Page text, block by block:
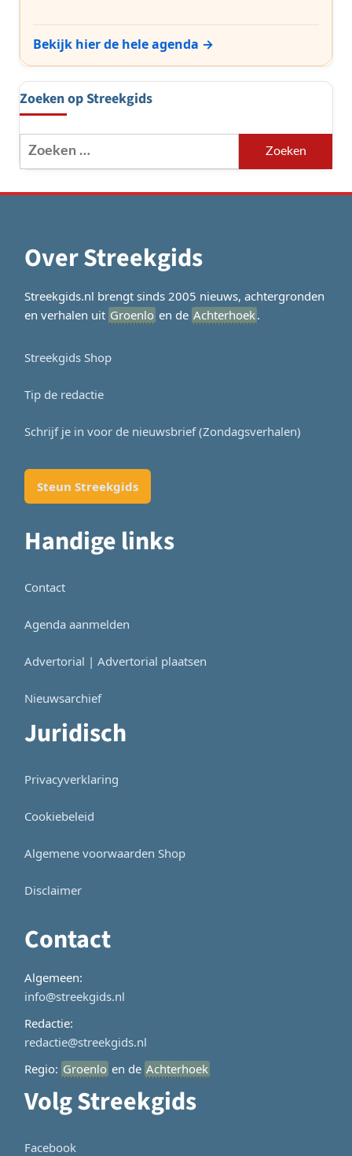
Bekijk hier de hele agenda →
Zoeken op Streekgids
Zoeken
naar:
Over Streekgids
Streekgids.nl brengt sinds 2005 nieuws, achtergronden
en verhalen uit Groenlo en de Achterhoek.
Streekgids Shop
Tip de redactie
Schrijf je in voor de nieuwsbrief (Zondagsverhalen)
Steun Streekgids
Handige links
Contact
Agenda aanmelden
Advertorial | Advertorial plaatsen
Nieuwsarchief
Juridisch
Privacyverklaring
Cookiebeleid
Algemene voorwaarden Shop
Disclaimer
Contact
Algemeen:
info@streekgids.nl
Redactie:
redactie@streekgids.nl
Regio: Groenlo en de Achterhoek
Volg Streekgids
Facebook